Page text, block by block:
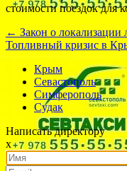
стоимости поездок для
← Закон о локализации
Топливный кризис в
Крым
Севастополь
Симферополь
Судак
Написать директору
х